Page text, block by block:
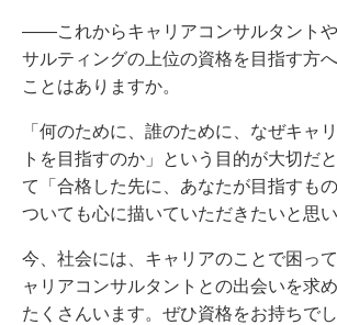
――これからキャリアコンサルタント
サルティングの上位の資格を目指す方
ことはありますか。
「何のために、誰のために、なぜキャ
トを目指すのか」という目的が大切だ
て「合格した先に、あなたが目指すも
ついても心に描いていただきたいと思い
今、社会には、キャリアのことで困っ
ャリアコンサルタントとの出会いを求
たくさんいます。ぜひ資格をお持ちで